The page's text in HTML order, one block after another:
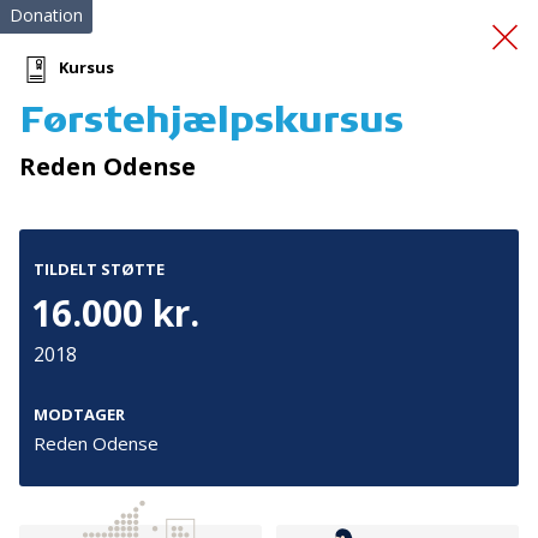
En god start på livet
Donation
Kursus
Førstehjælpskursus
Reden Odense
TILDELT STØTTE
16.000 kr.
2018
MODTAGER
Reden Odense
Tilmeld nyhedsbrev
De seneste nyheder om TrygFondens og TryghedsGruppens
aktiviteter direkte i din indbakke.
Tilmeld